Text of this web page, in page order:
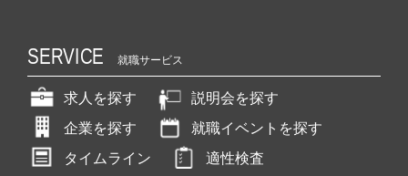
SERVICE 就職サービス
求人を探す
説明会を探す
企業を探す
就職イベントを探す
タイムライン
適性検査